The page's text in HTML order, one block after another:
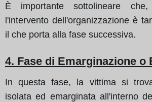
È importante sottolineare
l'intervento dell'organizzazione è
il che porta alla fase successiva.
4. Fase di Emarginazione o
In questa fase, la vittima si
isolata ed emarginata all'interno